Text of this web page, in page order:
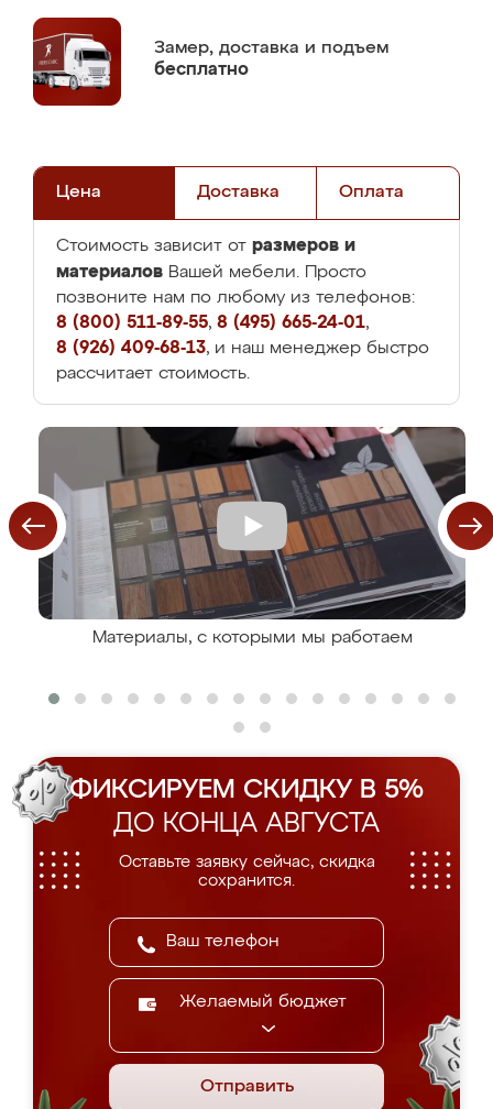
Замер, доставка и подъем
бесплатно
Цена Доставка Оплата
Стоимость зависит от размеров и
материалов Вашей мебели. Просто
позвоните нам по любому из телефонов:
8 (800) 511-89-55, 8 (495) 665-24-01,
8 (926) 409-68-13, и наш менеджер быстро
рассчитает стоимость.
Материалы, с которыми мы работаем
ФИКСИРУЕМ СКИДКУ В 5%
ДО КОНЦА АВГУСТА
Оставьте заявку сейчас, скидка
сохранится.
Желаемый бюджет
Отправить